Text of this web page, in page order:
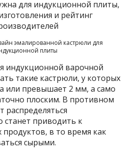
эмалированной кастрюли для
плиты
индукционной варочной
такие кастрюли, у которых
или превышает 2 мм, а само
плоским. В противном
распределяться
станет приводить к
в то время как
сырыми.